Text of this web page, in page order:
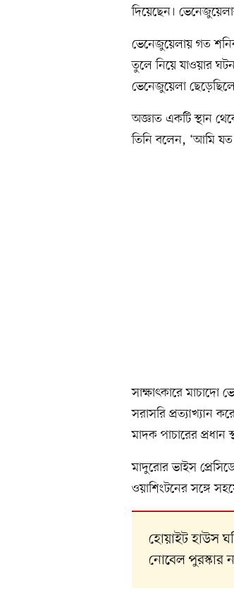
দিয়েছেন।
ভেনেজুয়েলায় গত
তুলে নিয়ে যাওয়ার
ভেনেজুয়েলা
অজ্ঞাত একটি স্থান
তিনি বলেন, ‘আমি যত
সাক্ষাৎকারে মাচাদো
সরাসরি প্রত্যাখ্যান
মাদক পাচারের
মাদুরোর ভাইস
ওয়াশিংটনের সঙ্গে
হোয়াইট হাউস
নোবেল পুরস্কার